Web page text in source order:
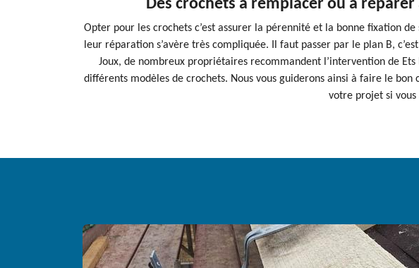
Des crochets à remplacer ou à
Opter pour les crochets c’est assurer la pérennité et la bonne fixation
leur réparation s’avère très compliquée. Il faut passer par le plan B,
Joux, de nombreux propriétaires recommandent l’intervention de
différents modèles de crochets. Nous vous guiderons ainsi à faire le
votre projet si